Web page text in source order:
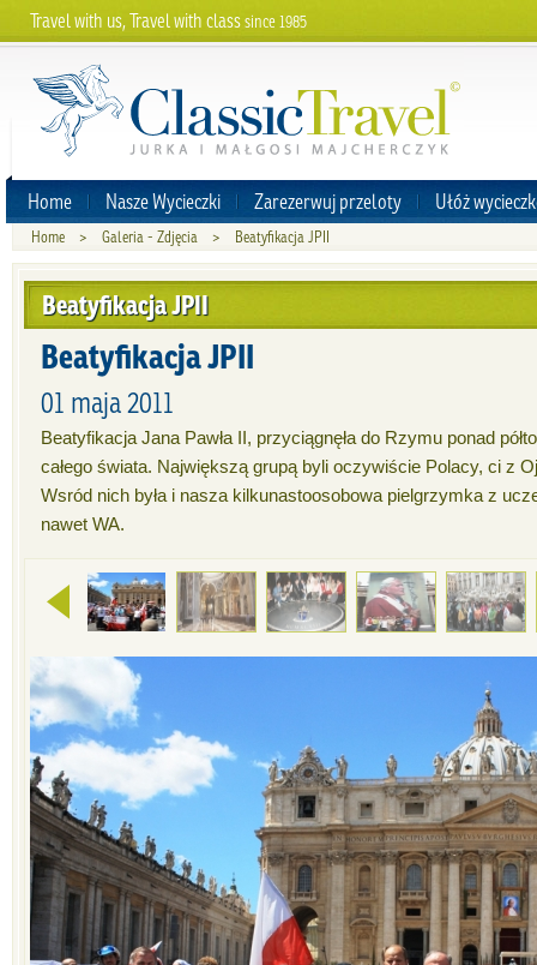
Travel with us, Travel with classsince 1985
Home Nasze Wycieczki Zarezerwuj przeloty Ułóż
Home > Galeria - Zdjęcia > Beatyfikacja JPII
Beatyfikacja JPII
Beatyfikacja JPII
01 maja 2011
Beatyfikacja Jana Pawła II, przyciągnęła do Rzymu ponad
całego świata. Największą grupą byli oczywiście Polacy, ci z
Wsród nich była i nasza kilkunastoosobowa pielgrzymka z
nawet WA.